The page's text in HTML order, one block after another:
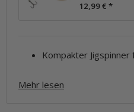
12,99 € *
Kompakter
Mehr lesen